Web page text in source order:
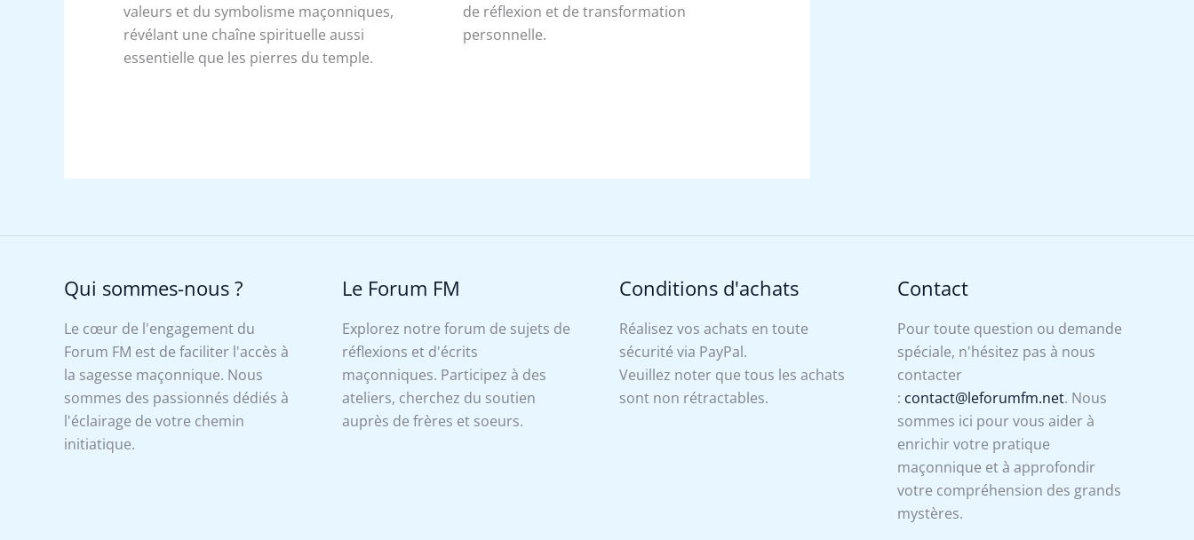
valeurs et du symbolisme maçonniques,
révélant une chaîne spirituelle aussi
essentielle que les pierres du temple.
de réflexion et de transformation
personnelle.
Qui sommes-nous ?
Le cœur de l'engagement du
Forum FM est de faciliter l'accès à
la sagesse maçonnique. Nous
sommes des passionnés dédiés à
l'éclairage de votre chemin
initiatique.
Le Forum FM
Explorez notre forum de sujets de
réflexions et d'écrits
maçonniques. Participez à des
ateliers, cherchez du soutien
auprès de frères et soeurs.
Conditions d'achats
Réalisez vos achats en toute
sécurité via PayPal.
Veuillez noter que tous les achats
sont non rétractables.
Contact
Pour toute question ou demande
spéciale, n'hésitez pas à nous
contacter
: contact@leforumfm.net. Nous
sommes ici pour vous aider à
enrichir votre pratique
maçonnique et à approfondir
votre compréhension des grands
mystères.